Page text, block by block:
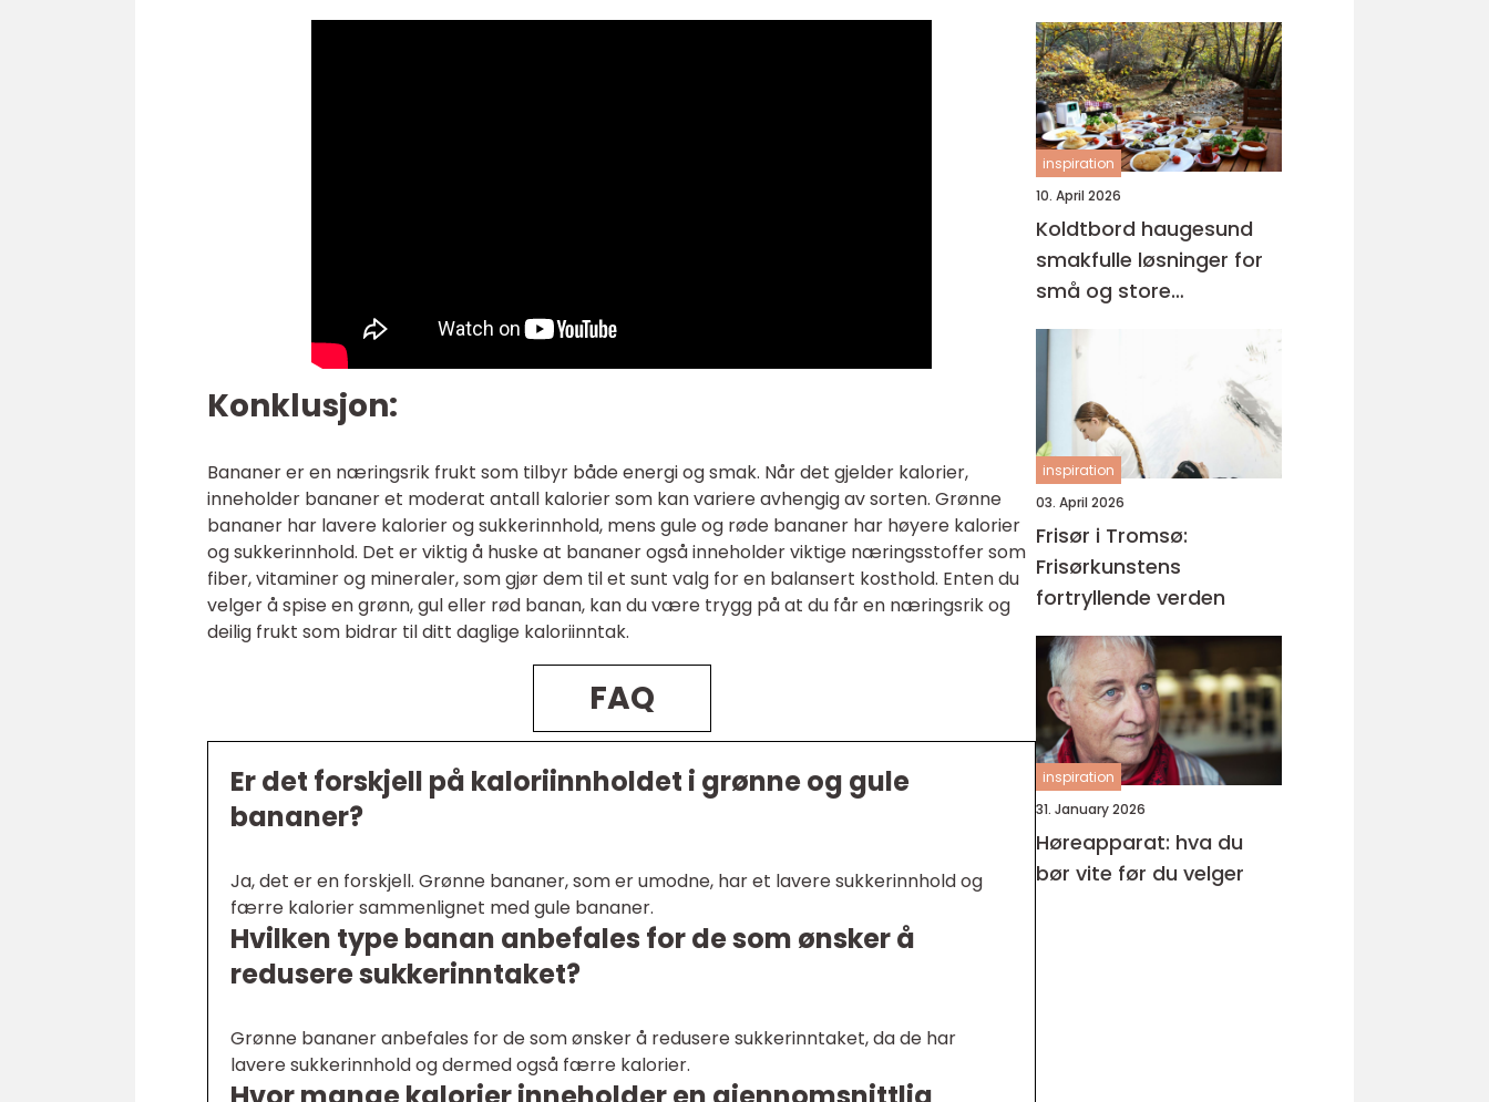
Konklusjon:
Bananer er en næringsrik frukt som tilbyr både energi og smak. Når det gjelder kalorier,
inneholder bananer et moderat antall kalorier som kan variere avhengig av sorten. Grønne
bananer har lavere kalorier og sukkerinnhold, mens gule og røde bananer har høyere kalorier
og sukkerinnhold. Det er viktig å huske at bananer også inneholder viktige næringsstoffer som
fiber, vitaminer og mineraler, som gjør dem til et sunt valg for en balansert kosthold. Enten du
velger å spise en grønn, gul eller rød banan, kan du være trygg på at du får en næringsrik og
deilig frukt som bidrar til ditt daglige kaloriinntak.
FAQ
Er det forskjell på kaloriinnholdet i grønne og gule
bananer?
Ja, det er en forskjell. Grønne bananer, som er umodne, har et lavere sukkerinnhold og
færre kalorier sammenlignet med gule bananer.
Hvilken type banan anbefales for de som ønsker å
redusere sukkerinntaket?
Grønne bananer anbefales for de som ønsker å redusere sukkerinntaket, da de har
lavere sukkerinnhold og dermed også færre kalorier.
inspiration
10. April 2026
Koldtbord haugesund
smakfulle løsninger for
små og store
anledninger
inspiration
03. April 2026
Frisør i Tromsø:
Frisørkunstens
fortryllende verden
inspiration
31. January 2026
Høreapparat: hva du
bør vite før du velger